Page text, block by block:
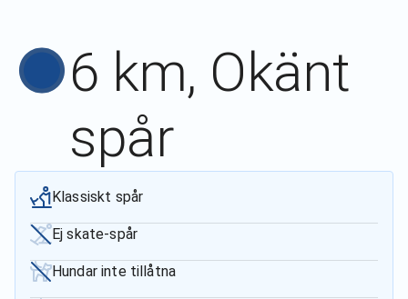
6 km, Okänt
spår
Klassiskt spår
Ej skate-spår
Hundar inte tillåtna